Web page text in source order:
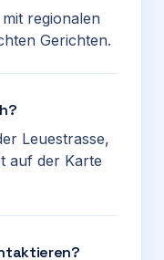
regionalen
Gerichten.
Leuestrasse,
auf der Karte